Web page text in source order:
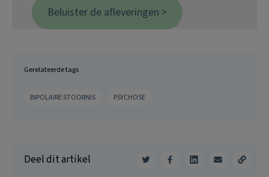
Beluister de afleveringen >
Gerelateerde tags
BIPOLAIRE STOORNIS PSYCHOSE
Deel dit artikel